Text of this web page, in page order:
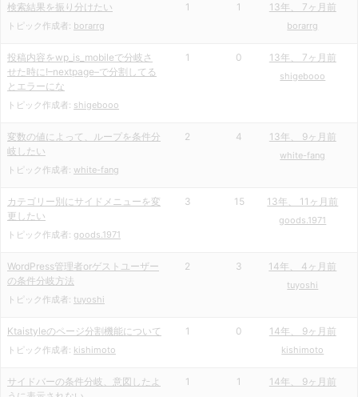
検索結果を振り分けたい
トピック作成者: borarrg
1 1 13年、 7ヶ月前
borarrg
投稿内容をwp_is_mobileで分岐さ
せた時に!–nextpage–で分割してる
とエラーにな
トピック作成者: shigebooo
1 0 13年、 7ヶ月前
shigebooo
変数の値によって、ループを条件分
岐したい
トピック作成者: white-fang
2 4 13年、 9ヶ月前
white-fang
カテゴリー別にサイドメニューを変
更したい
トピック作成者: goods.1971
3 15 13年、 11ヶ月前
goods.1971
WordPress管理者orゲストユーザー
の条件分岐方法
トピック作成者: tuyoshi
2 3 14年、 4ヶ月前
tuyoshi
Ktaistyleのページ分割機能について
トピック作成者: kishimoto
1 0 14年、 9ヶ月前
kishimoto
サイドバーの条件分岐、意図したよ
1 1 14年、 9ヶ月前